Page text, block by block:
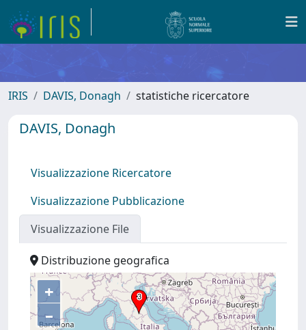
IRIS DAVIS, Donagh statistiche ricercatore
DAVIS, Donagh
Visualizzazione Ricercatore
Visualizzazione Pubblicazione
Visualizzazione File
Distribuzione geografica
+
–